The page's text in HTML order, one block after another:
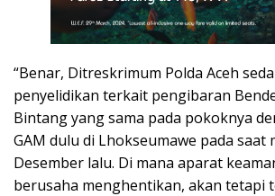
“Benar, Ditreskrimum Polda Aceh
penyelidikan terkait pengibaran
Bintang yang sama pada pokoknya
GAM dulu di Lhokseumawe pada saat
Desember lalu. Di mana aparat
berusaha menghentikan, akan tetapi